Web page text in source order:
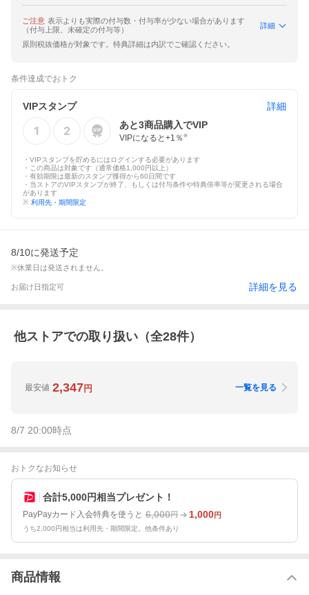
ご注意 表示よりも実際の付与数・付与率が少ない場合があります
（付与上限、未確定の付与等）
詳細
原則税抜価格が対象です。特典詳細は内訳でご確認ください。
条件達成でおトク
VIPスタンプ
詳細
あと3商品購入でVIP
VIPになると+1 ％ ※
・VIPスタンプを貯めるにはログインする必要があります
・この商品は対象です（通常価格1,000円以上）
・有効期限は最新のスタンプ獲得から60日間です
・当ストアのVIPスタンプが終了、もしくは付与条件や特典倍率等が変更される場合
があります
※ 利用先・期間限定
8/10に発送予定
※休業日は発送されません。
お届け日指定可 詳細を見る
他ストアでの取り扱い（全28件）
最安値 2,347円 一覧を見る
8/7 20:00時点
おトクなお知らせ
合計5,000円相当プレゼント！
PayPayカード入会特典を使うと 6,000円 1,000円
うち2,000円相当は利用先・期間限定。他条件あり
商品情報